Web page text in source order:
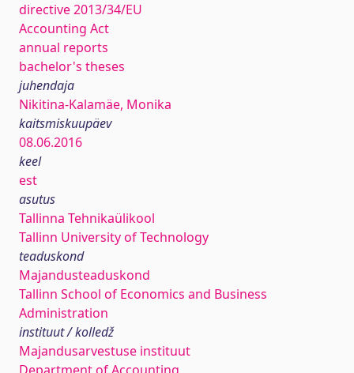
directive 2013/34/EU
Accounting Act
annual reports
bachelor's theses
juhendaja
Nikitina-Kalamäe, Monika
kaitsmiskuupäev
08.06.2016
keel
est
asutus
Tallinna Tehnikaülikool
Tallinn University of Technology
teaduskond
Majandusteaduskond
Tallinn School of Economics and Business
Administration
instituut / kolledž
Majandusarvestuse instituut